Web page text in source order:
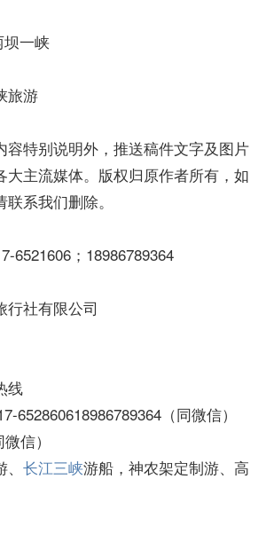
一峡
旅游
容特别说明外，推送稿件文字及图片
大主流媒体。版权归原作者所有，如
系我们删除。
6521606；18986789364
行社有限公司
线
652860618986789364（同微信）
信）
长江三峡游船，神农架定制游、高